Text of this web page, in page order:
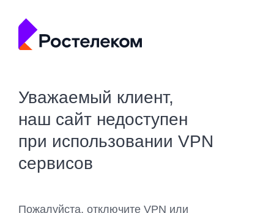
Уважаемый клиент,
наш сайт недоступен
при использовании VPN
сервисов
Пожалуйста, отключите VPN или